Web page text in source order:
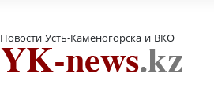
Новости Усть-Каменогорска и ВКО